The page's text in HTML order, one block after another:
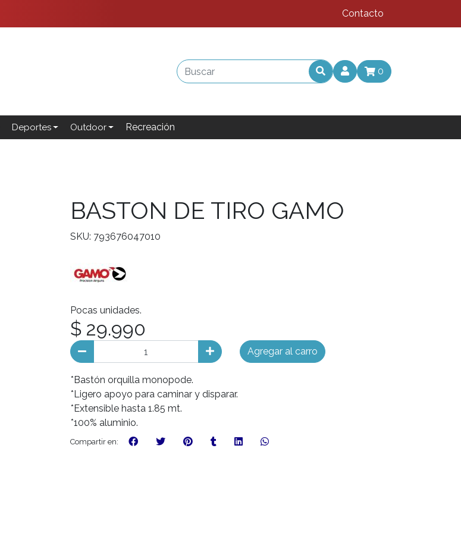
Contacto
0
Deportes Outdoor Recreación
BASTON DE TIRO GAMO
SKU: 793676047010
Pocas unidades.
$ 29.990
Agregar al carro
*Bastón orquilla monopode.
*Ligero apoyo para caminar y disparar.
*Extensible hasta 1.85 mt.
*100% aluminio.
Compartir en: